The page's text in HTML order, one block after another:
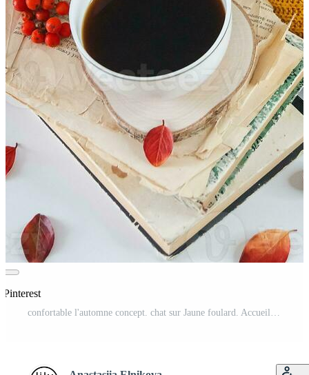
Pinterest
confortable l'automne concept. chat sur Jaune foulard. Accueil chaud dans du froid temps. encore vie. Jaune foulard, chat, café, Montagne cendre et vieux livres. pouvez utilisé pour social les réseaux, la toile bannières, cartes postales. Photo Pro